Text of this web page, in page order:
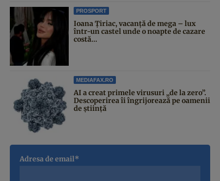
PROSPORT
Ioana Țiriac, vacanță de mega – lux
într-un castel unde o noapte de cazare
costă...
MEDIAFAX.RO
AI a creat primele virusuri „de la zero”.
Descoperirea îi îngrijorează pe oamenii
de știință
Adresa de email*